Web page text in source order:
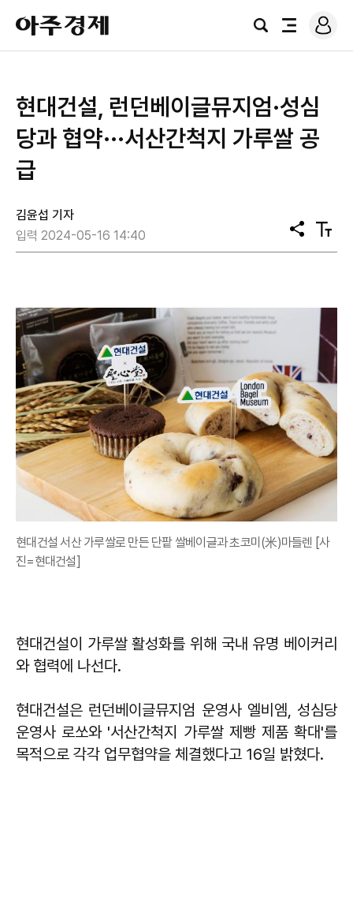
아
주
경
검
전
로
그
현대건설, 런던베이글뮤지엄·성심
당과 협약···서산간척지 가루쌀 공
급
김윤섭 기자
입력 2024-05-16 14:40
공
유
텍
스
현대건설 서산 가루쌀로 만든 단팥 쌀베이글과 초코미(米)마들렌 [사
진=현대건설]
현대건설이 가루쌀 활성화를 위해 국내 유명 베이커리
와 협력에 나선다.
현대건설은 런던베이글뮤지엄 운영사 엘비엠, 성심당
운영사 로쏘와 '서산간척지 가루쌀 제빵 제품 확대'를
목적으로 각각 업무협약을 체결했다고 16일 밝혔다.